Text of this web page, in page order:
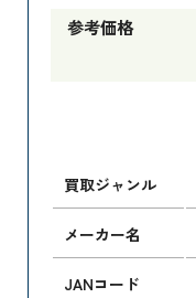
参考価格
買取ジャンル
メーカー名
JANコード